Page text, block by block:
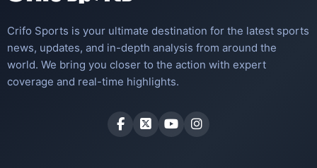
Crifo Sports is your ultimate destination for the latest sports
news, updates, and in-depth analysis from around the
world. We bring you closer to the action with expert
coverage and real-time highlights.